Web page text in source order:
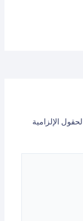
الحقول الإلزامية